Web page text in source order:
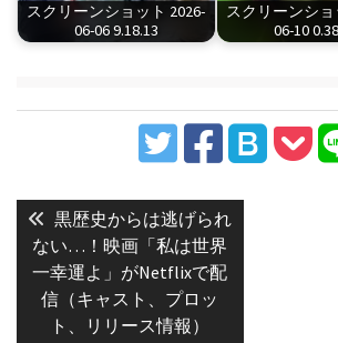
スクリーンショット 2026-
06-06 9.18.13
スクリーンショ
06-10
稿
ナ
ビ
Previous
post:
黒歴史からは逃げられ
ない…！映画「私は世界
一幸運よ」がNetflixで配
信（キャスト、プロッ
ト、リリース情報）